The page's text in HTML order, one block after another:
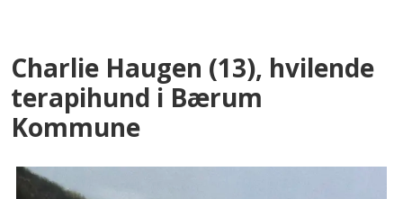
Charlie Haugen (13), hvilende
terapihund i Bærum
Kommune